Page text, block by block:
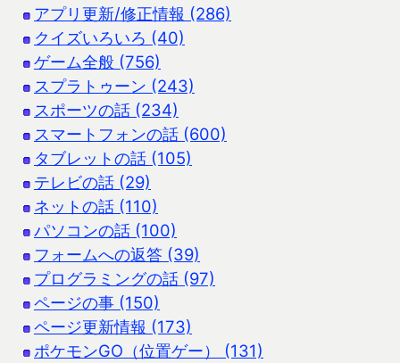
アプリ更新/修正情報 (286)
クイズいろいろ (40)
ゲーム全般 (756)
スプラトゥーン (243)
スポーツの話 (234)
スマートフォンの話 (600)
タブレットの話 (105)
テレビの話 (29)
ネットの話 (110)
パソコンの話 (100)
フォームへの返答 (39)
プログラミングの話 (97)
ページの事 (150)
ページ更新情報 (173)
ポケモンGO（位置ゲー） (131)